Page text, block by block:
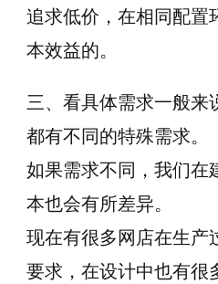
追求低价，在相同配置
本效益的。
三、看具体需求一般来
都有不同的特殊需求。
如果需求不同，我们在
本也会有所差异。
现在有很多网店在生产
要求，在设计中也有很